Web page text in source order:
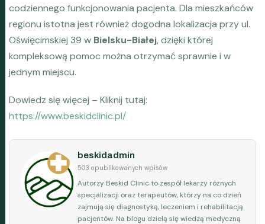
codziennego funkcjonowania pacjenta. Dla mieszkańców
regionu istotna jest również dogodna lokalizacja przy ul.
Oświęcimskiej 39 w Bielsku-Białej, dzięki której
kompleksową pomoc można otrzymać sprawnie i w
jednym miejscu.
Dowiedz się więcej – Kliknij tutaj:
https://www.beskidclinic.pl/
beskidadmin
503 opublikowanych wpisów
Autorzy Beskid Clinic to zespół lekarzy różnych
specjalizacji oraz terapeutów, którzy na co dzień
zajmują się diagnostyką, leczeniem i rehabilitacją
pacjentów. Na blogu dzielą się wiedzą medyczną